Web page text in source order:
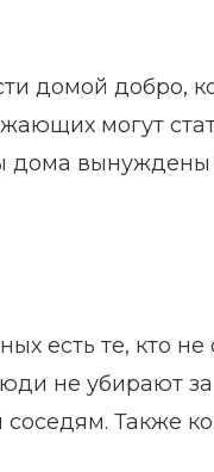
домой добро,
могут
вынуждены
есть те, кто
не убирают
соседям. Также